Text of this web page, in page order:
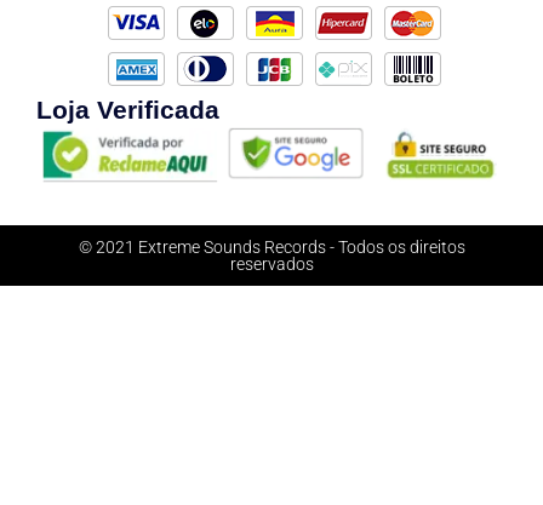
Loja Verificada
© 2021 Extreme Sounds Records - Todos os direitos
reservados